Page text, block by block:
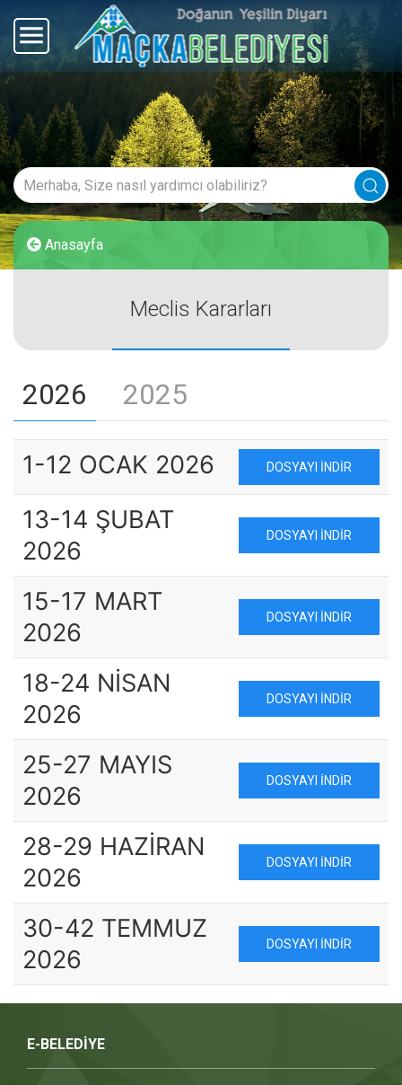
Anasayfa
Meclis Kararları
2026 2025
1-12 OCAK 2026 DOSYAYI İNDIR
13-14 ŞUBAT
2026
DOSYAYI İNDIR
15-17 MART
2026
DOSYAYI İNDIR
18-24 NİSAN
2026
DOSYAYI İNDIR
25-27 MAYIS
2026
DOSYAYI İNDIR
28-29 HAZİRAN
2026
DOSYAYI İNDIR
30-42 TEMMUZ
2026
DOSYAYI İNDIR
E-BELEDİYE